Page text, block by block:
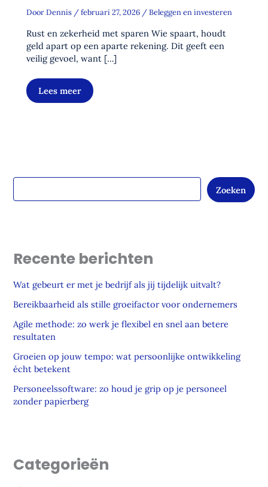
Door Dennis /februari 27, 2026 /Beleggen en investeren
Rust en zekerheid met sparen Wie spaart, houdt
geld apart op een aparte rekening. Dit geeft een
veilig gevoel, want […]
Lees meer
Zoeken
Recente berichten
Wat gebeurt er met je bedrijf als jij tijdelijk uitvalt?
Bereikbaarheid als stille groeifactor voor ondernemers
Agile methode: zo werk je flexibel en snel aan betere
resultaten
Groeien op jouw tempo: wat persoonlijke ontwikkeling
écht betekent
Personeelssoftware: zo houd je grip op je personeel
zonder papierberg
Categorieën